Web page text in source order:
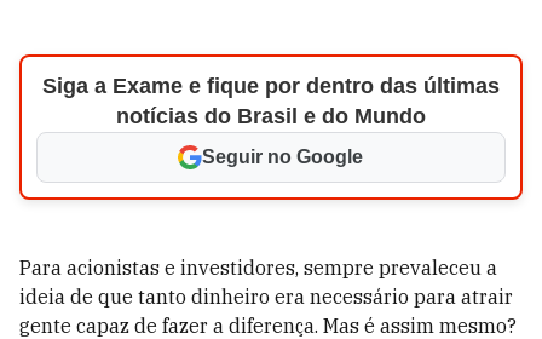
Siga a Exame e fique por dentro das últimas
notícias do Brasil e do Mundo
Seguir no Google
Para acionistas e investidores, sempre prevaleceu a
ideia de que tanto dinheiro era necessário para atrair
gente capaz de fazer a diferença. Mas é assim mesmo?